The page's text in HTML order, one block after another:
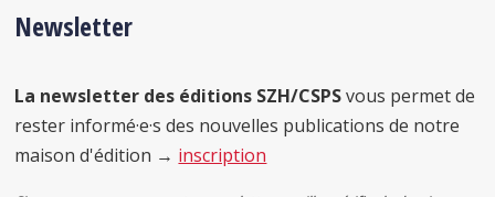
Newsletter
La newsletter des éditions SZH/CSPSvous permet de
rester informé·e·s des nouvelles publications de notre
maison d'édition → inscription